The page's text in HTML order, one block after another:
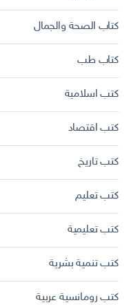
كتاب الصحة والجمال
كتاب طب
كتب اسلامية
كتب اقتصاد
كتب تاريخ
كتب تعليم
كتب تعليمية
كتب تنمية بشرية
كتب رومانسية عربية